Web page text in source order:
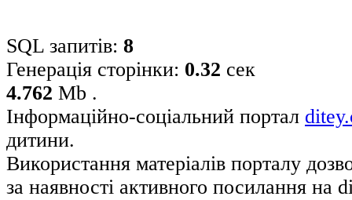
SQL запитів: 8
Генерація сторінки: 0.32 сек
4.762 Mb .
Інформаційно-соціальний портал
дитини.
Використання матеріалів порталу
за наявності активного посилання на